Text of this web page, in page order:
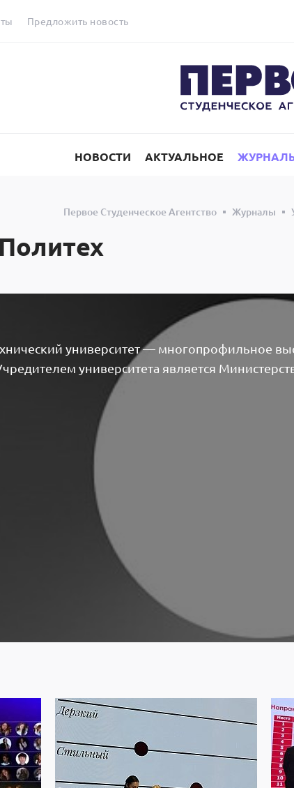
Предложить новость
НОВОСТИ АКТУАЛЬНОЕ
Первое Студенческое Агентство Журналы
университет — многопрофильное
университета является